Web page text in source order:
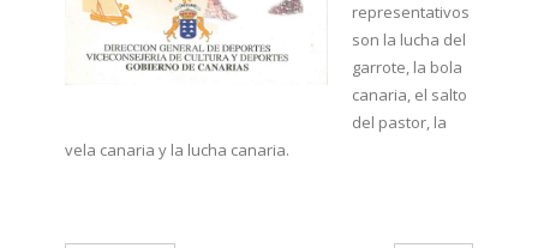
representativos
son la lucha del
garrote, la bola
canaria, el salto
del pastor, la
vela canaria y la lucha canaria.